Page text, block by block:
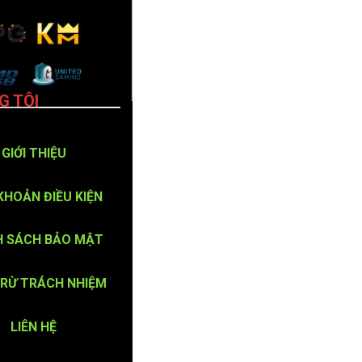
TÔI
GIỚI THIỆU
ĐIỀU KIỆN
SÁCH BẢO MẬT
TRÁCH NHIỆM
LIÊN HỆ